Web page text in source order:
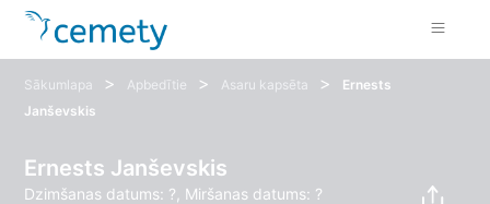
Sākumlapa > Apbedītie > Asaru kapsēta >
Ernests
Janševskis
Ernests Janševskis
Dzimšanas datums: ?, Miršanas datums: ?